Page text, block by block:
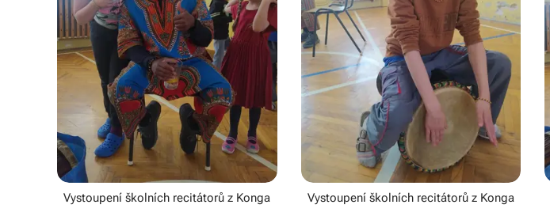
Vystoupení školních recitátorů z Konga Vystoupení školních recitátorů z Konga